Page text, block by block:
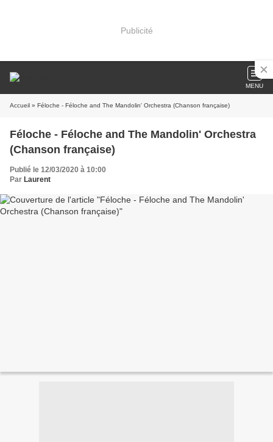
Publicité
MENU
Accueil » Féloche - Féloche and The Mandolin' Orchestra (Chanson française)
Féloche - Féloche and The Mandolin' Orchestra
(Chanson française)
Publié le 12/03/2020 à 10:00
Par Laurent